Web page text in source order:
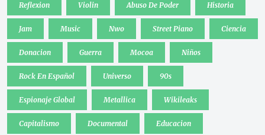
Reflexion Violin Abuso De Poder Historia
Jam Music Nwo Street Piano Ciencia
Donacion Guerra Mocoa Niños
Rock En Español Universo 90s
Espionaje Global Metallica Wikileaks
Capitalismo Documental Educacion